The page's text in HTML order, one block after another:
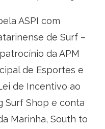
ASPI com
de Surf –
da APM
de Esportes e
de Incentivo ao
Surf Shop e conta
Marinha, South to